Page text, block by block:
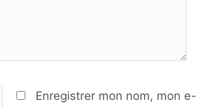
Enregistrer mon nom, mon e-